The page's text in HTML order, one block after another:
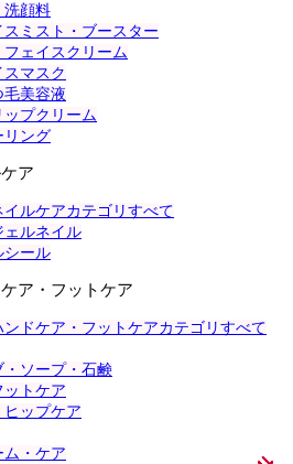
洗顔料
ミスト・ブースター
ェイスクリーム
マスク
毛美容液
ップクリーム
リング
ア
ルケアカテゴリすべて
ェルネイル
シール
ア・フットケア
ドケア・フットケアカテゴリすべて
ソープ・石鹸
トケア
ップケア
ム・ケア